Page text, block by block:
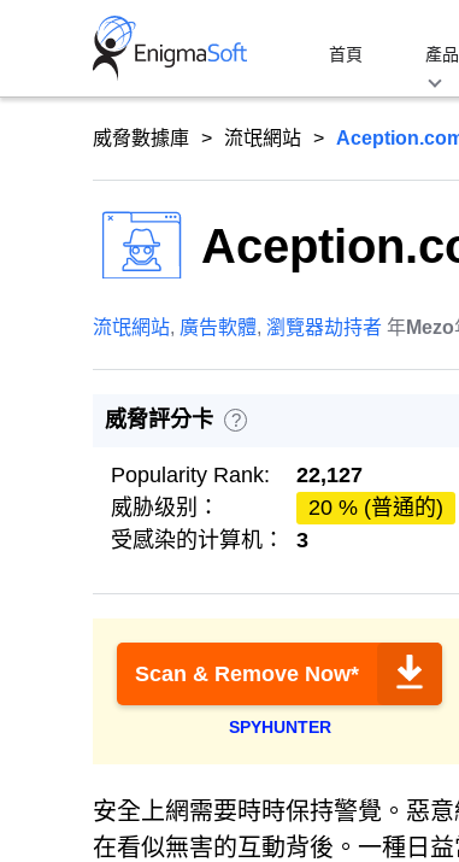
首頁 產品
威脅數據庫 流氓網站
流氓網站, 廣告軟體, 瀏覽器劫持者 年Mezo
威脅評分卡 ?
Popularity Rank:
22,127
威胁级别：
20 % (普通的)
受感染的计算机：
3
Scan & Remove Now*
SPYHUNTER
安全上網需要時時保持警覺。惡
在看似無害的互動背後。一種日